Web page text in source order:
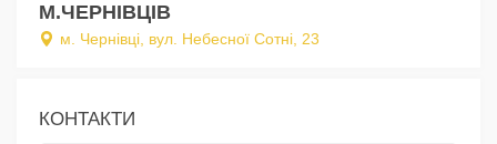
М.ЧЕРНІВЦІВ
м. Чернівці, вул. Небесної Сотні, 23
КОНТАКТИ